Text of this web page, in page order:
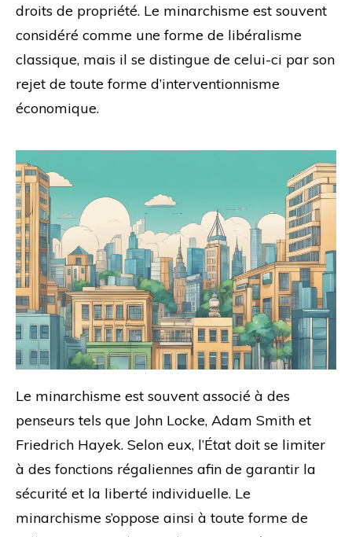
droits de propriété. Le minarchisme est souvent
considéré comme une forme de libéralisme
classique, mais il se distingue de celui-ci par son
rejet de toute forme d’interventionnisme
économique.
Le minarchisme est souvent associé à des
penseurs tels que John Locke, Adam Smith et
Friedrich Hayek. Selon eux, l’État doit se limiter
à des fonctions régaliennes afin de garantir la
sécurité et la liberté individuelle. Le
minarchisme s’oppose ainsi à toute forme de